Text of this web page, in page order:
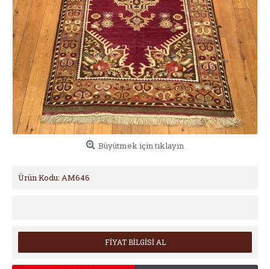
Büyütmek için tıklayın
Ürün Kodu: AM646
FİYAT BİLGİSİ AL